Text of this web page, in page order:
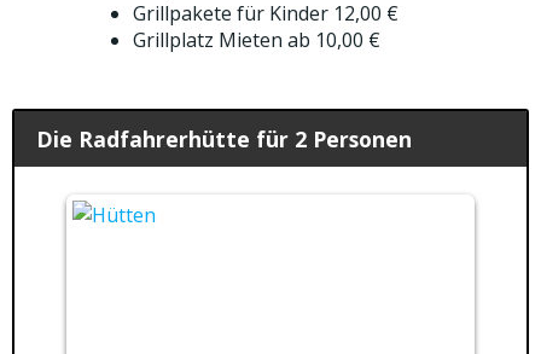
Grillpakete für Kinder 12,00 €
Grillplatz Mieten ab 10,00 €
Die Radfahrerhütte für 2 Personen